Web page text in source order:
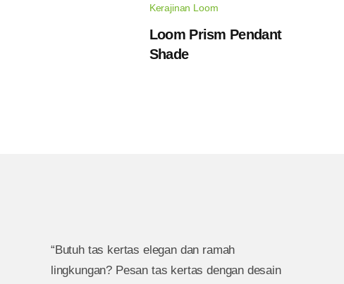
Kerajinan Loom
Loom Prism Pendant
Shade
“Butuh tas kertas elegan dan ramah
lingkungan? Pesan tas kertas dengan desain